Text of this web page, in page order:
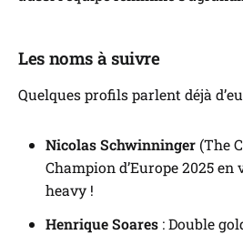
Les noms à suivre
Quelques profils parlent déjà
Nicolas Schwinninger(The
Champion d’Europe 2025
heavy !
Henrique Soares : Double